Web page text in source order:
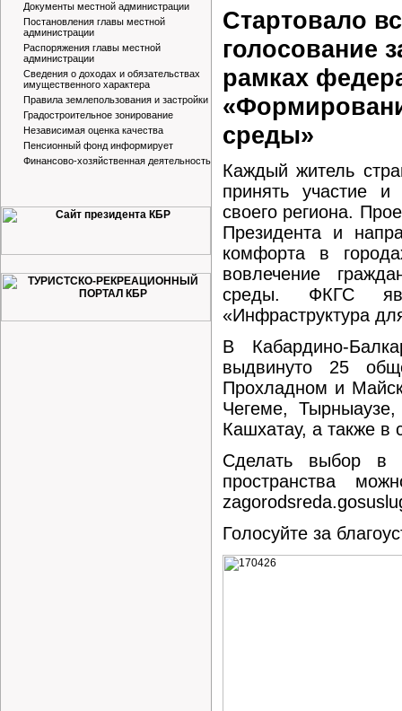
Документы местной администрации
Постановления главы местной
администрации
Распоряжения главы местной
администрации
Сведения о доходах и обязательствах
имущественного характера
Правила землепользования и застройки
Градостроительное зонирование
Независимая оценка качества
Пенсионный фонд информирует
Финансово-хозяйственная деятельность
Стартовало
голосование
рамках
среды»
Каждый житель
принять участие и
своего региона.
Президента и
комфорта в
вовлечение
среды. ФКГС
«Инфраструктура
В Кабардино-
выдвинуто 25
Прохладном и
Чегеме,
Кашхатау, а также в
Сделать выбор в
пространства
Голосуйте за